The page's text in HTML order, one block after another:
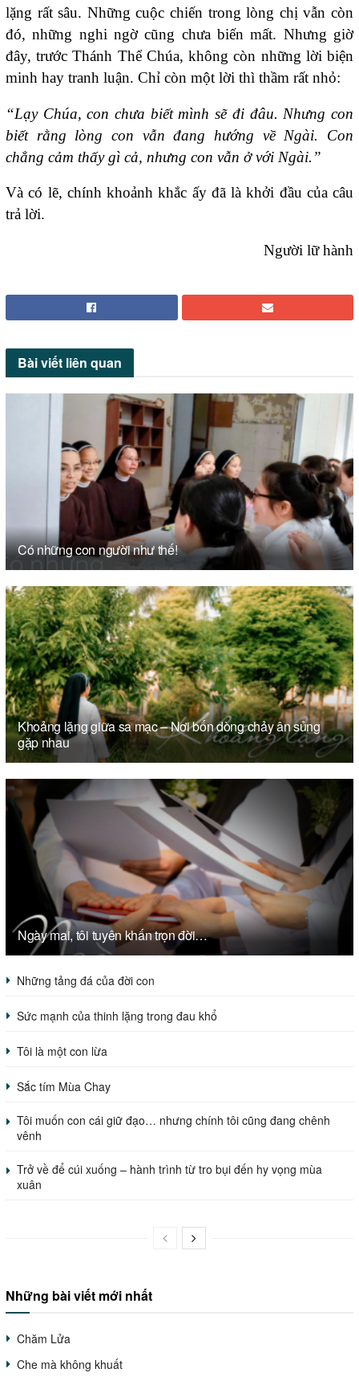
lặng rất sâu. Những cuộc chiến trong lòng chị vẫn còn
đó, những nghi ngờ cũng chưa biến mất. Nhưng giờ
đây, trước Thánh Thể Chúa, không còn những lời biện
minh hay tranh luận. Chỉ còn một lời thì thầm rất nhỏ:
“Lạy Chúa, con chưa biết mình sẽ đi đâu. Nhưng con
biết rằng lòng con vẫn đang hướng về Ngài. Con
chẳng cảm thấy gì cả, nhưng con vẫn ở với Ngài.”
Và có lẽ, chính khoảnh khắc ấy đã là khởi đầu của câu
trả lời.
Người lữ hành
Bài viết liên quan
Có những con người như thế!
Khoảng lặng giữa sa mạc – Nơi bốn dòng chảy ân sủng
gặp nhau
Ngày mai, tôi tuyên khấn trọn đời…
Những tảng đá của đời con
Sức mạnh của thinh lặng trong đau khổ
Tôi là một con lừa
Sắc tím Mùa Chay
Tôi muốn con cái giữ đạo… nhưng chính tôi cũng đang chênh
vênh
Trở về để cúi xuống – hành trình từ tro bụi đến hy vọng mùa
xuân
Những bài viết mới nhất
Chăm Lửa
Che mà không khuất